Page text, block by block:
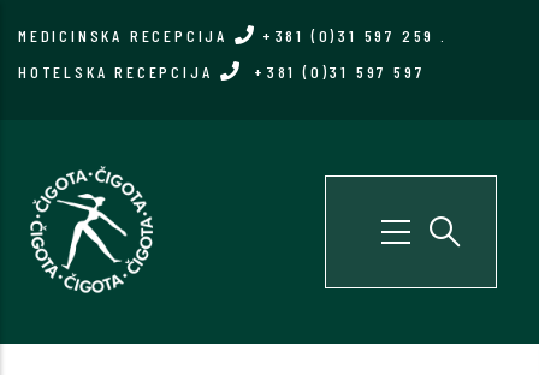
MEDICINSKA RECEPCIJA +381 (0)31 597 259
HOTELSKA RECEPCIJA
+381 (0)31 597 597